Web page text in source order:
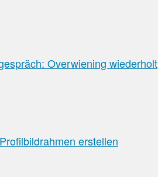
Overwiening wiederholt
erstellen